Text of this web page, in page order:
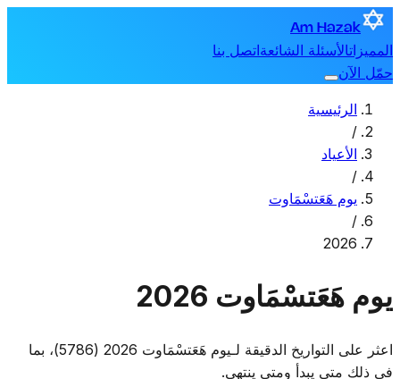
Am Hazak
المميزاتالأسئلة الشائعةاتصل بنا
حمّل الآن
الرئيسية
/
الأعياد
/
يوم هَعَتسْمَاوت
/
2026
يوم هَعَتسْمَاوت 2026
اعثر على التواريخ الدقيقة لـيوم هَعَتسْمَاوت 2026 (5786)، بما
في ذلك متى يبدأ ومتى ينتهي.